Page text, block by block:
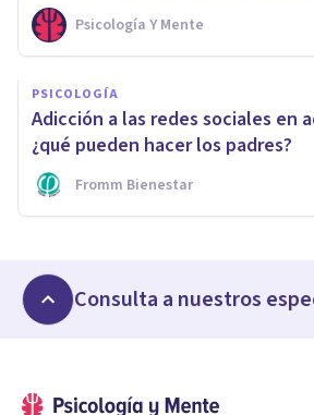
Psicología Y Mente
PSICOLOGÍA
Adicción a las redes sociales en
¿qué pueden hacer los padres?
Fromm Bienestar
Consulta a nuestros